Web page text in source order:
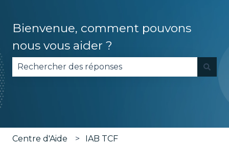
Bienvenue, comment pouvons
nous vous aider ?
Centre d'Aide IAB TCF